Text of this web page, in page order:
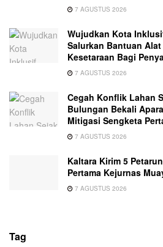
7 AGUSTUS 2026
Wujudkan Kota
Salurkan Bantuan
Kesetaraan Bagi
7 AGUSTUS 2026
Cegah Konflik Lahan
Bulungan Bekali
Mitigasi Sengketa
7 AGUSTUS 2026
Kaltara Kirim 5
Pertama Kejurnas
7 AGUSTUS 2026
Tag